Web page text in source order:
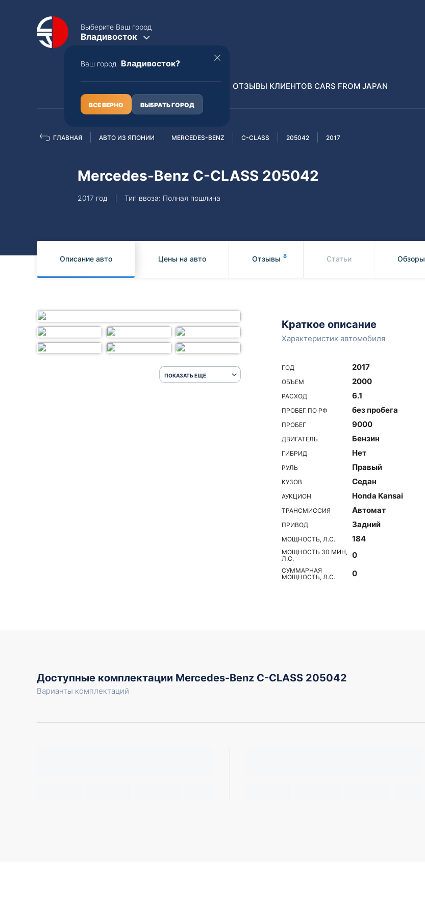
Выберите Ваш город
Владивосток
Ваш город Владивосток?
ВСЕ ВЕРНО ВЫБРАТЬ ГОРОД
Полная пошлина
Subaru
Распилы и конструкторы
ОТЗЫВЫ КЛИЕНТОВ CARS FROM JAPAN
ГЛАВНАЯ АВТО ИЗ ЯПОНИИ MERCEDES-BENZ C-CLASS 205042 2017
Mercedes-Benz C-CLASS 205042
2017 год Тип ввоза: Полная пошлина
Описание авто Цены на авто Отзывы 8 Статьи Обзоры
ПОКАЗАТЬ ЕЩЕ
Краткое описание
Характеристик автомобиля
ГОД 2017
ОБЪЕМ 2000
РАСХОД 6.1
ПРОБЕГ ПО РФ без пробега
ПРОБЕГ 9000
ДВИГАТЕЛЬ Бензин
ГИБРИД Нет
РУЛЬ Правый
КУЗОВ Седан
АУКЦИОН Honda Kansai
ТРАНСМИССИЯ Автомат
ПРИВОД Задний
МОЩНОСТЬ, Л.С. 184
МОЩНОСТЬ 30 МИН,
Л.С.
0
СУММАРНАЯ
МОЩНОСТЬ, Л.С.
0
Доступные комплектации Mercedes-Benz C-CLASS 205042
Варианты комплектаций